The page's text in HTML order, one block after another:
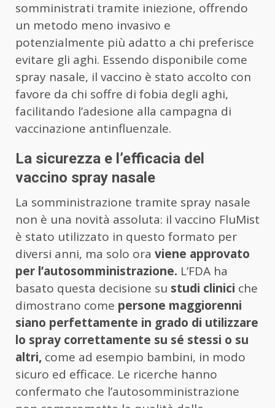
somministrati tramite iniezione, offrendo
un metodo meno invasivo e
potenzialmente più adatto a chi preferisce
evitare gli aghi. Essendo disponibile come
spray nasale, il vaccino è stato accolto con
favore da chi soffre di fobia degli aghi,
facilitando l’adesione alla campagna di
vaccinazione antinfluenzale.
La sicurezza e l’efficacia del
vaccino spray nasale
La somministrazione tramite spray nasale
non è una novità assoluta: il vaccino FluMist
è stato utilizzato in questo formato per
diversi anni, ma solo ora viene approvato
per l’autosomministrazione. L’FDA ha
basato questa decisione su studi clinici che
dimostrano come persone maggiorenni
siano perfettamente in grado di utilizzare
lo spray correttamente su sé stessi o su
altri, come ad esempio bambini, in modo
sicuro ed efficace. Le ricerche hanno
confermato che l’autosomministrazione